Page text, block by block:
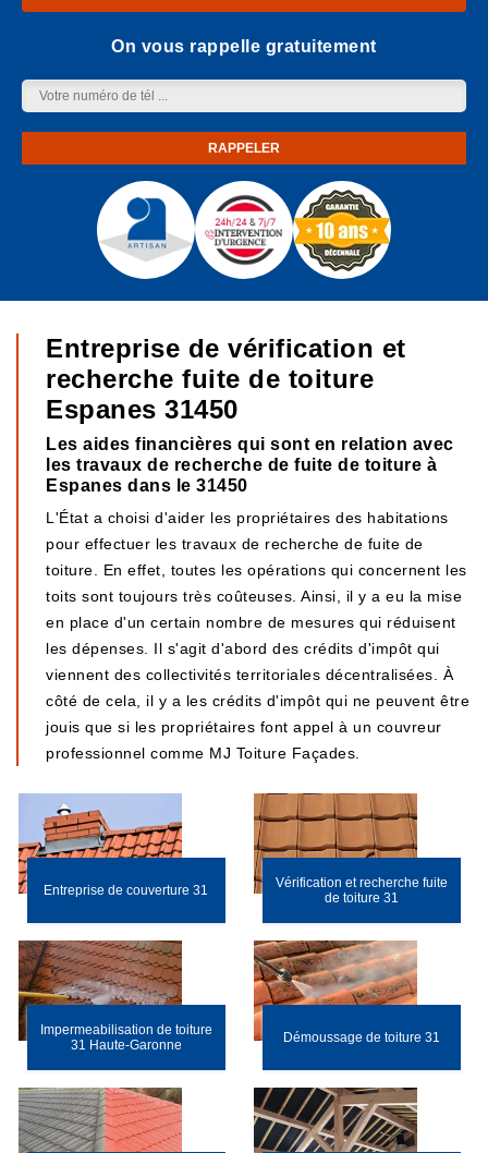
On vous rappelle gratuitement
Entreprise de vérification et
recherche fuite de toiture
Espanes 31450
Les aides financières qui sont en relation avec
les travaux de recherche de fuite de toiture à
Espanes dans le 31450
L'État a choisi d'aider les propriétaires des habitations
pour effectuer les travaux de recherche de fuite de
toiture. En effet, toutes les opérations qui concernent les
toits sont toujours très coûteuses. Ainsi, il y a eu la mise
en place d'un certain nombre de mesures qui réduisent
les dépenses. Il s'agit d'abord des crédits d'impôt qui
viennent des collectivités territoriales décentralisées. À
côté de cela, il y a les crédits d'impôt qui ne peuvent être
jouis que si les propriétaires font appel à un couvreur
professionnel comme MJ Toiture Façades.
Entreprise de couverture 31
Vérification et recherche fuite
de toiture 31
Impermeabilisation de toiture
31 Haute-Garonne
Démoussage de toiture 31